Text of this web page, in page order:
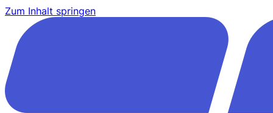
Zum Inhalt springen